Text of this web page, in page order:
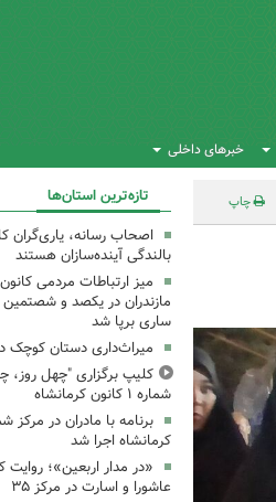
خبرهای داخلی
چاپ تازه‌ترین استان‌ها
اصحاب رسانه، یاری‌گران
بالندگی آینده‌سازان هستند
میز ارتباطات مردمی
مازندران در یکصد و
ساری برپا شد
میراث‌داری دستان کوچک
کلیپ برگزاری "چهل روز،
شماره ۱ کانون کرمانشاه
کرمانشاه اجرا شد
«در مدار اربعین»؛ روایت
عاشورا و اسارت در مرکز ۳۵